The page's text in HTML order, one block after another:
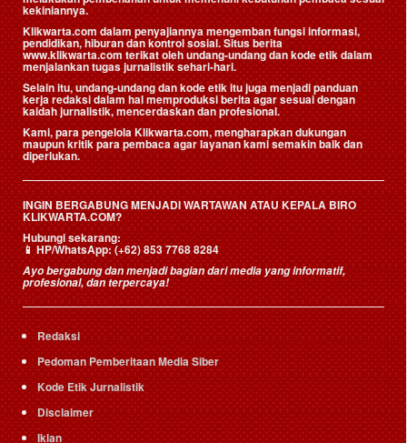
kekiniannya.
Klikwarta.com dalam penyajiannya mengemban fungsi informasi,
pendidikan, hiburan dan kontrol sosial. Situs berita
www.klikwarta.com terikat oleh undang-undang dan kode etik dalam
menjalankan tugas jurnalistik sehari-hari.
Selain itu, undang-undang dan kode etik itu juga menjadi panduan
kerja redaksi dalam hal memproduksi berita agar sesuai dengan
kaidah jurnalistik, mencerdaskan dan profesional.
Kami, para pengelola Klikwarta.com, mengharapkan dukungan
maupun kritik para pembaca agar layanan kami semakin baik dan
diperlukan.
INGIN BERGABUNG MENJADI WARTAWAN ATAU KEPALA BIRO
KLIKWARTA.COM?
Hubungi sekarang:
📱HP/WhatsApp:(+62) 853 7768 8284
Ayo bergabung dan menjadi bagian dari media yang informatif,
profesional, dan terpercaya!
Redaksi
Pedoman Pemberitaan Media Siber
Kode Etik Jurnalistik
Disclaimer
Iklan